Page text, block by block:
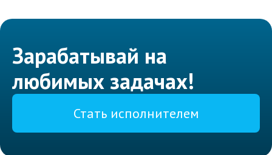
Зарабатывай на
любимых задачах!
Стать исполнителем